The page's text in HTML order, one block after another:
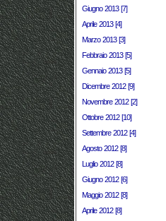
Giugno 2013 [7]
Aprile 2013 [4]
Marzo 2013 [3]
Febbraio 2013 [5]
Gennaio 2013 [5]
Dicembre 2012 [9]
Novembre 2012 [2]
Ottobre 2012 [10]
Settembre 2012 [4]
Agosto 2012 [8]
Luglio 2012 [8]
Giugno 2012 [6]
Maggio 2012 [8]
Aprile 2012 [8]